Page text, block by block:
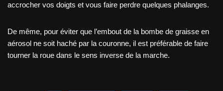
accrocher vos doigts et vous faire perdre quelques phalanges.
De même, pour éviter que l’embout de la bombe de graisse en
aérosol ne soit haché par la couronne, il est préférable de faire
tourner la roue dans le sens inverse de la marche.